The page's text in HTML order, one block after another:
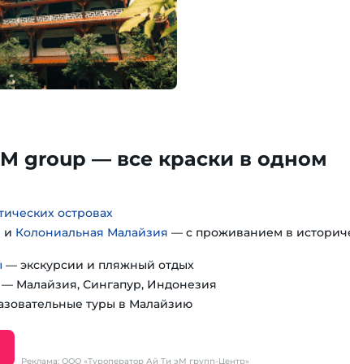
group — все краски в одном
островах
и Колониальная Малайзия — с проживанием в
— экскурсии и пляжный отдых
— Малайзия, Сингапур, Индонезия
туры в Малайзию
Реклама: ООО «Туроператор Ай Ти эМ групп-Центр»